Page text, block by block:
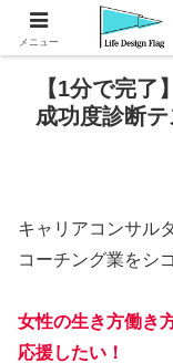
【1分で完
成功度診断テ
キャリアコンサル
コーチング業をシ
女性の生き方働き
応援したい！
メニュー